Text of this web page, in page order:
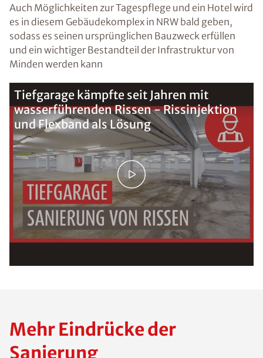
Auch Möglichkeiten zur Tagespflege und ein Hotel wird
es in diesem Gebäudekomplex in NRW bald geben,
sodass es seinen ursprünglichen Bauzweck erfüllen
und ein wichtiger Bestandteil der Infrastruktur von
Minden werden kann
Tiefgarage kämpfte seit Jahren mit
wasserführenden Rissen - Rissinjektion
und Flexband als Lösung
Mehr Eindrücke der
Sanierung
Voraussetzung für den Erhalt des kostenfreien
Ratgebers ist die Anmeldung zu unserem Newsletter.